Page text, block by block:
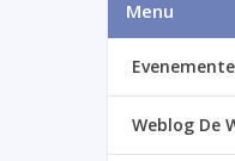
Menu
Weblog De